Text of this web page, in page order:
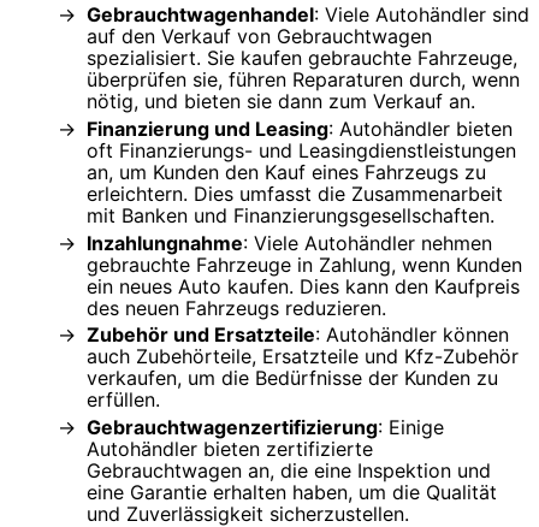
Gebrauchtwagenhandel: Viele Autohändler sind
auf den Verkauf von Gebrauchtwagen
spezialisiert. Sie kaufen gebrauchte Fahrzeuge,
überprüfen sie, führen Reparaturen durch, wenn
nötig, und bieten sie dann zum Verkauf an.
Finanzierung und Leasing: Autohändler bieten
oft Finanzierungs- und Leasingdienstleistungen
an, um Kunden den Kauf eines Fahrzeugs zu
erleichtern. Dies umfasst die Zusammenarbeit
mit Banken und Finanzierungsgesellschaften.
Inzahlungnahme: Viele Autohändler nehmen
gebrauchte Fahrzeuge in Zahlung, wenn Kunden
ein neues Auto kaufen. Dies kann den Kaufpreis
des neuen Fahrzeugs reduzieren.
Zubehör und Ersatzteile: Autohändler können
auch Zubehörteile, Ersatzteile und Kfz-Zubehör
verkaufen, um die Bedürfnisse der Kunden zu
erfüllen.
Gebrauchtwagenzertifizierung: Einige
Autohändler bieten zertifizierte
Gebrauchtwagen an, die eine Inspektion und
eine Garantie erhalten haben, um die Qualität
und Zuverlässigkeit sicherzustellen.